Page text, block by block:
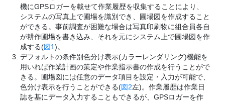
機にGPSロガーを載せて作業履歴を収集することにより、
システムの写真上で圃場を識別でき、圃場図を作成すること
ができる。事前調査が困難な場合は写真印刷物に組合員各自
が耕作圃場を書き込み、それを元にシステム上で圃場図を作
成する(図1)。
デフォルトの条件別色分け表示(カラーレンダリング)機能を
用いれば作業計画の策定や作業指示書の作成を行うことがで
きる。圃場図には任意のデータ項目を設定・入力が可能で、
色分け表示を行うことができる(図2左)。作業履歴は作業日
誌を基にデータ入力することもできるが、GPSロガーを作